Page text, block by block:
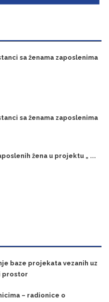
sa ženama zaposlenima
sa ženama zaposlenima
žena u projektu „ ...
baze projekata vezanih uz
prostor
– radionice o